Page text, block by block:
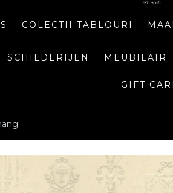
COLECTII TABLOURI
SCHILDERIJEN MEUBILAIR
GIFT